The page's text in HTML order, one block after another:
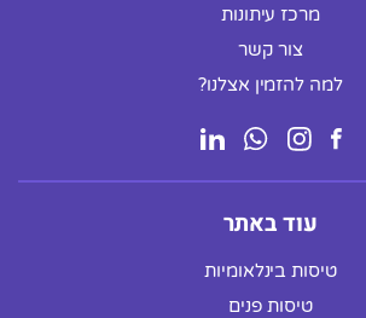
מרכז עיתונות
צור קשר
למה להזמין אצלנו?
עוד באתר
טיסות בינלאומיות
טיסות פנים